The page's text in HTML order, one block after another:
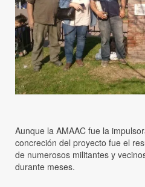
Aunque la AMAAC fue la
concreción del proyecto fue el
de numerosos militantes y
durante meses.